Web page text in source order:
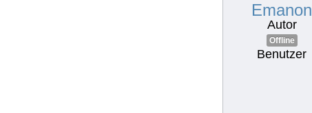
Emanon
Autor
Offline
Benutzer